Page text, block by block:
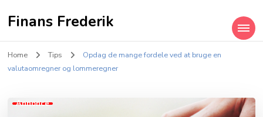
Finans Frederik
Home Tips
Opdag de mange fordele ved at bruge en
valutaomregner og lommeregner
Annonce